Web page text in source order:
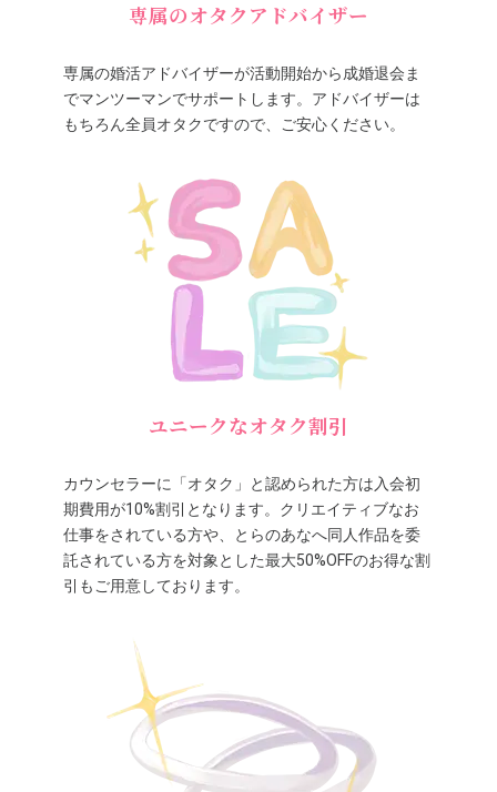
専属のオタクアドバイザー
専属の婚活アドバイザーが活動開始から成婚退会ま
でマンツーマンでサポートします。アドバイザーは
もちろん全員オタクですので、ご安心ください。
ユニークなオタク割引
カウンセラーに「オタク」と認められた方は入会初
期費用が10%割引となります。クリエイティブなお
仕事をされている方や、とらのあなへ同人作品を委
託されている方を対象とした最大50%OFFのお得な割
引もご用意しております。